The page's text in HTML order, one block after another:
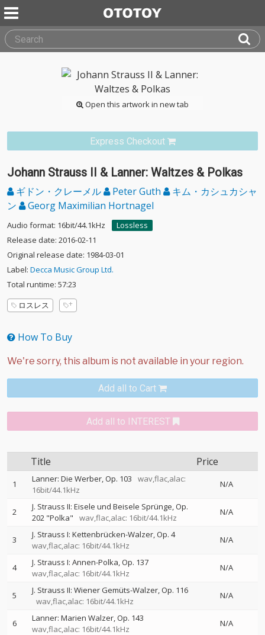
Open this artwork in new tab
Express Checkout
Johann Strauss II & Lanner: Waltzes & Polkas
ギドン・クレーメル Peter Guth
キム・カシュカシャ
ン
Georg Maximilian Hortnagel
Audio format: 16bit/44.1kHz
Lossless
Release date: 2016-02-11
Original release date: 1984-03-01
Label: Decca Music Group Ltd.
Total runtime: 57:23
ロスレス
How To Buy
Add all to Cart
Add all to INTEREST
Title Price
1 Lanner: Die Werber, Op. 103
wav,flac,alac:
16bit/44.1kHz
N/A
2
J. Strauss II: Eisele und Beisele Sprünge, Op.
202 "Polka"
wav,flac,alac: 16bit/44.1kHz
N/A
3
J. Strauss I: Kettenbrücken-Walzer, Op. 4
wav,flac,alac: 16bit/44.1kHz
N/A
4
J. Strauss I: Annen-Polka, Op. 137
wav,flac,alac: 16bit/44.1kHz
N/A
5
J. Strauss II: Wiener Gemüts-Walzer, Op. 116
wav,flac,alac: 16bit/44.1kHz
N/A
6
Lanner: Marien Walzer, Op. 143
wav,flac,alac: 16bit/44.1kHz
N/A